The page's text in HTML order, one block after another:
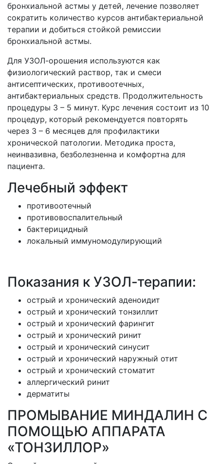
бронхиальной астмы у детей, лечение позволяет
сократить количество курсов антибактериальной
терапии и добиться стойкой ремиссии
бронхиальной астмы.
Для УЗОЛ-орошения используются как
физиологический раствор, так и смеси
антисептических, противоотечных,
антибактериальных средств. Продолжительность
процедуры 3 – 5 минут. Курс лечения состоит из 10
процедур, который рекомендуется повторять
через 3 – 6 месяцев для профилактики
хронической патологии. Методика проста,
неинвазивна, безболезненна и комфортна для
пациента.
Лечебный эффект
противоотечный
противовоспалительный
бактерицидный
локальный иммуномодулирующий
Показания к УЗОЛ-терапии:
острый и хронический аденоидит
острый и хронический тонзиллит
острый и хронический фарингит
острый и хронический ринит
острый и хронический синусит
острый и хронический наружный отит
острый и хронический стоматит
аллергический ринит
дерматиты
ПРОМЫВАНИЕ МИНДАЛИН С
ПОМОЩЬЮ АППАРАТА
«ТОНЗИЛЛОР»